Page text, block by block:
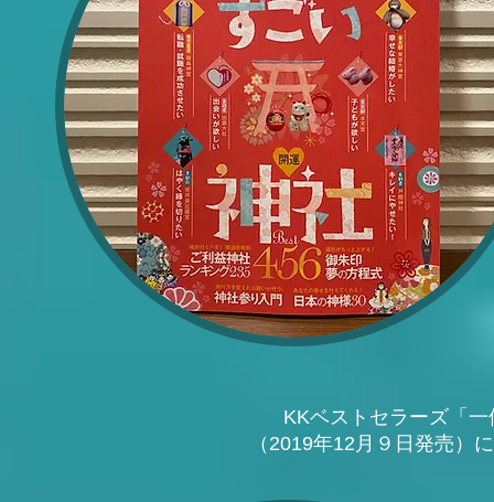
KKベストセラーズ「
（2019年12月９日発売） に